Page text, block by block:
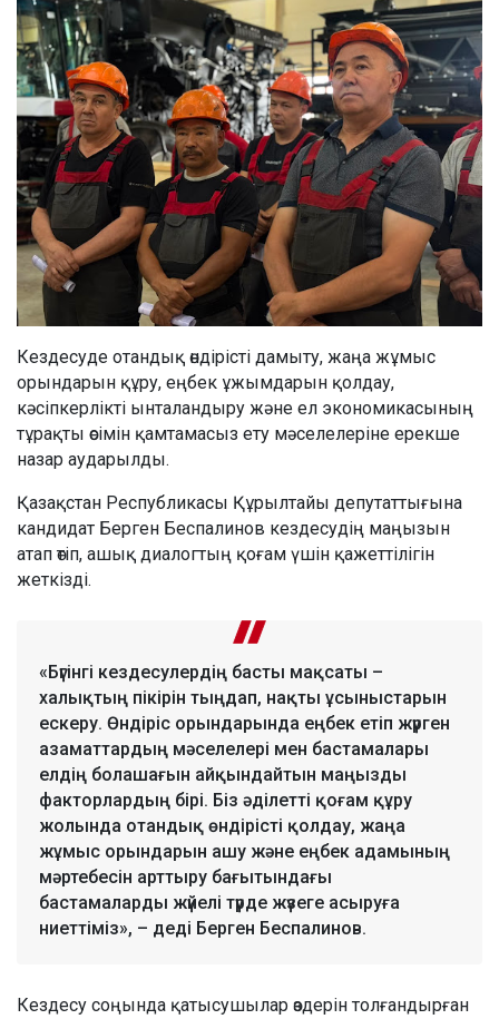
Кездесуде отандық өндірісті дамыту, жаңа жұмыс
орындарын құру, еңбек ұжымдарын қолдау,
кәсіпкерлікті ынталандыру және ел экономикасының
тұрақты өсімін қамтамасыз ету мәселелеріне ерекше
назар аударылды.
Қазақстан Республикасы Құрылтайы депутаттығына
кандидат Берген Беспалинов кездесудің маңызын
атап өтіп, ашық диалогтың қоғам үшін қажеттілігін
жеткізді.
«Бүгінгі кездесулердің басты мақсаты –
халықтың пікірін тыңдап, нақты ұсыныстарын
ескеру. Өндіріс орындарында еңбек етіп жүрген
азаматтардың мәселелері мен бастамалары
елдің болашағын айқындайтын маңызды
факторлардың бірі. Біз әділетті қоғам құру
жолында отандық өндірісті қолдау, жаңа
жұмыс орындарын ашу және еңбек адамының
мәртебесін арттыру бағытындағы
бастамаларды жүйелі түрде жүзеге асыруға
ниеттіміз», – деді Берген Беспалинов.
Кездесу соңында қатысушылар өздерін толғандырған